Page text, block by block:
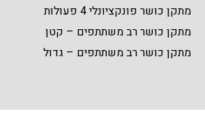
מתקן כושר פונקציונלי 4 פעולות
מתקן כושר רב משתתפים – קטן
מתקן כושר רב משתתפים – גדול